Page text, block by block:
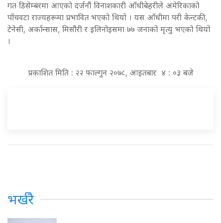
गत डिसेम्बरमा आएको दर्जनौं विनाशकारी आँधीबेहरीले अमेरिकाको
पाँचवटा राज्यहरूमा प्रभावित भएको थियो । यस आँधीमा परी केन्टकी,
टेनेसी, अर्कान्सास, मिसौरी र इलिनोइसमा ७७ जनाको मृत्यु भएको थियो
।
प्रकाशित मिति : २२ फाल्गुन २०७८, आइतबार ४ : ०३ बजे
भर्खरै